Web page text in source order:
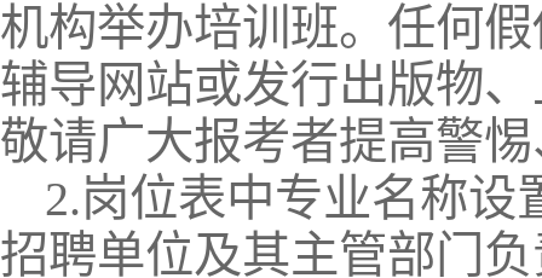
机构举办培训班。任何
辅导网站或发行出版物
敬请广大报考者提高警
2.岗位表中专业名称设
招聘单位及其主管部门